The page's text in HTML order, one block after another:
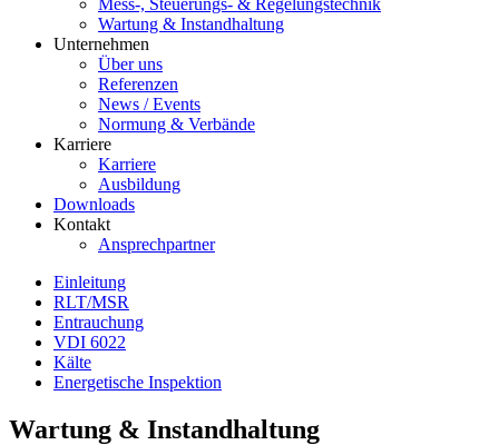
Mess-, Steuerungs- & Regelungstechnik
Wartung & Instandhaltung
Unternehmen
Über uns
Referenzen
News / Events
Normung & Verbände
Karriere
Karriere
Ausbildung
Downloads
Kontakt
Ansprechpartner
Einleitung
RLT/MSR
Entrauchung
VDI 6022
Kälte
Energetische Inspektion
Wartung & Instandhaltung